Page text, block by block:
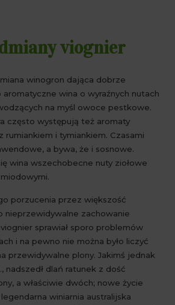
viognier
winogron dająca dobrze
wina o wyraźnych nutach
na myśl owoce pestkowe.
często występują też aromaty
rumiankiem i tymiankiem. Czasami
a bywa, że i sosnowe.
wina wszechobecne nuty ziołowe
porzucenia przez większość
nieprzewidywalne zachowanie
sprawiał sporo problemów
i na pewno nie można było liczyć
przewidywalne plony. Jakimś jednak
nadszedł dlań ratunek z dość
a właściwie dwóch; nowe życie
winiarnia australijska